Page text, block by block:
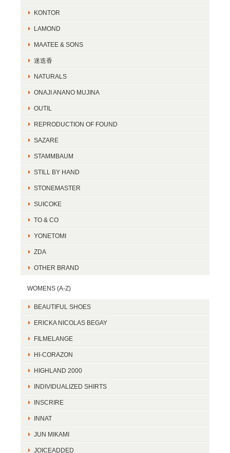
KONTOR
LAMOND
MAATEE & SONS
迷迭香
NATURALS
ONAJI ANANO MUJINA
OUTIL
REPRODUCTION OF FOUND
SAZARE
STAMMBAUM
STILL BY HAND
STONEMASTER
SUICOKE
TO & CO
YONETOMI
ZDA
OTHER BRAND
WOMENS (A-Z)
BEAUTIFUL SHOES
ERICKA NICOLAS BEGAY
FILMELANGE
HI-CORAZON
HIGHLAND 2000
INDIVIDUALIZED SHIRTS
INSCRIRE
INNAT
JUN MIKAMI
JOICEADDED